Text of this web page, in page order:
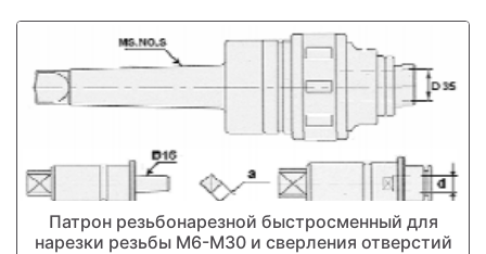
Патрон резьбонарезной быстросменный для
нарезки резьбы М6-М30 и сверления отверстий